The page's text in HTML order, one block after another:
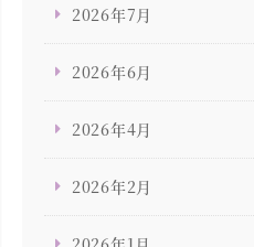
2026年7月
2026年6月
2026年4月
2026年2月